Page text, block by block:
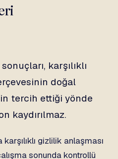
karşılıklı
doğal
tercih ettiği yönde
kaydırılmaz.
karşılıklı gizlilik anlaşması
sonunda kontrollü